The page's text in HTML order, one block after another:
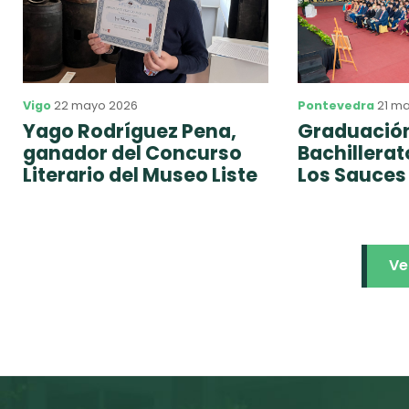
Vigo22 mayo 2026
Yago Rodríguez Pena,
ganador del Concurso
Literario del Museo Liste
Pontevedra21
Los